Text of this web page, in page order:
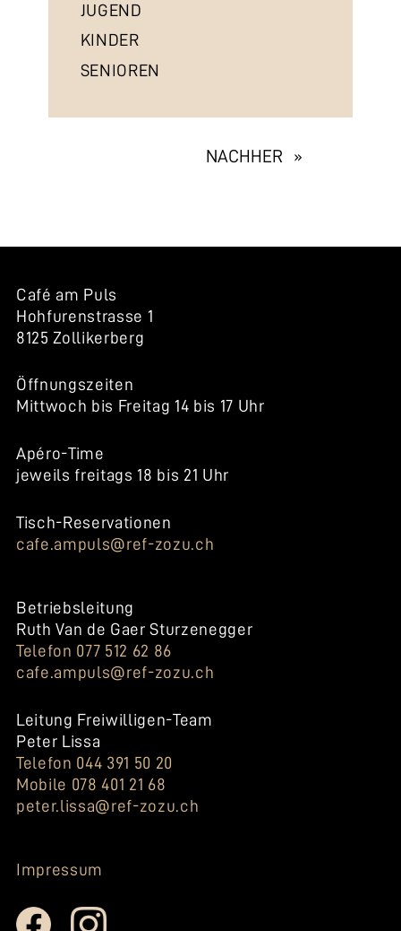
JUGEND
KINDER
SENIOREN
NACHHER »
Café am Puls
Hohfurenstrasse 1
8125 Zollikerberg
Öffnungszeiten
Mittwoch bis Freitag 14 bis 17 Uhr
Apéro-Time
jeweils freitags 18 bis 21 Uhr
Tisch-Reservationen
cafe.ampuls@ref-zozu.ch
Betriebsleitung
Ruth Van de Gaer Sturzenegger
Telefon 077 512 62 86
cafe.ampuls@ref-zozu.ch
Leitung Freiwilligen-Team
Peter Lissa
Telefon 044 391 50 20
Mobile 078 401 21 68
peter.lissa@ref-zozu.ch
Impressum